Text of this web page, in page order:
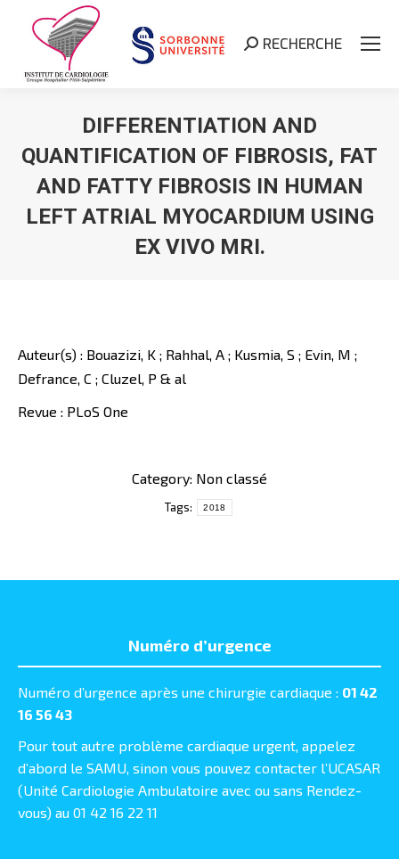
Search:
RECHERCHE
DIFFERENTIATION AND
QUANTIFICATION OF FIBROSIS, FAT
AND FATTY FIBROSIS IN HUMAN
LEFT ATRIAL MYOCARDIUM USING
EX VIVO MRI.
Auteur(s) : Bouazizi, K ; Rahhal, A ; Kusmia, S ; Evin, M ;
Defrance, C ; Cluzel, P & al
Revue : PLoS One
Category: Non classé
Tags: 2018
Numéro d’urgence
Numéro d’urgence après une chirurgie cardiaque : 01 42
16 56 43
Pour tout autre problème cardiaque urgent, appelez
d’abord le SAMU, sinon vous pouvez contacter l’UCASAR
(Unité Cardiologie Ambulatoire avec ou sans Rendez-
vous) au 01 42 16 22 11